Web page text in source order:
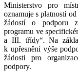
Ministerstvo pro
oznamuje s platností
žádostí o podporu z
programu ve
a III. třídy“. Na
k upřesnění výše
žádosti pro
podpory.